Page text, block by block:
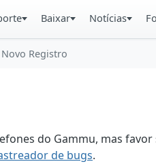
Baixar Notícias
Registro
do Gammu, mas
de bugs.